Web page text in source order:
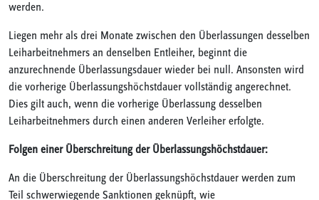
werden.
Liegen mehr als drei Monate zwischen den Überlassungen desselben
Leiharbeitnehmers an denselben Entleiher, beginnt die
anzurechnende Überlassungsdauer wieder bei null. Ansonsten wird
die vorherige Überlassungshöchstdauer vollständig angerechnet.
Dies gilt auch, wenn die vorherige Überlassung desselben
Leiharbeitnehmers durch einen anderen Verleiher erfolgte.
Folgen einer Überschreitung der Überlassungshöchstdauer:
An die Überschreitung der Überlassungshöchstdauer werden zum
Teil schwerwiegende Sanktionen geknüpft, wie